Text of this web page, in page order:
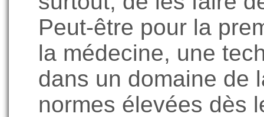
Peut-être pour la
la médecine, une
dans un domaine de
normes élevées dès